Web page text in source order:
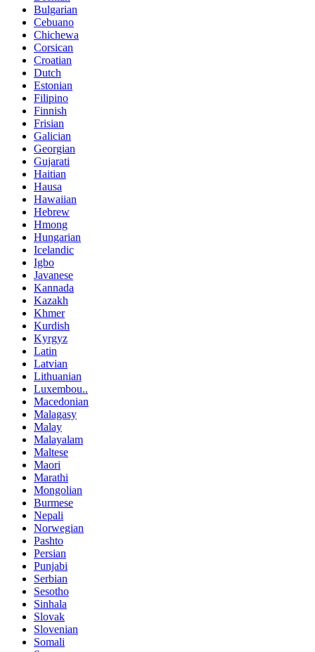
Bulgarian
Cebuano
Chichewa
Corsican
Croatian
Dutch
Estonian
Filipino
Finnish
Frisian
Galician
Georgian
Gujarati
Haitian
Hausa
Hawaiian
Hebrew
Hmong
Hungarian
Icelandic
Igbo
Javanese
Kannada
Kazakh
Khmer
Kurdish
Kyrgyz
Latin
Latvian
Lithuanian
Luxembou..
Macedonian
Malagasy
Malay
Malayalam
Maltese
Maori
Marathi
Mongolian
Burmese
Nepali
Norwegian
Pashto
Persian
Punjabi
Serbian
Sesotho
Sinhala
Slovak
Slovenian
Somali